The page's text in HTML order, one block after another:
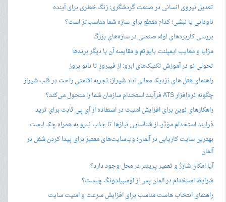
تعدیل نیروی انسانی در صنعت گردشگری؛ زنگ خطری برای آینده
ناودانی یا نبشی؛ کدام مقطع برای سازه شما مناسب‌تر است؟
بررسی کاربردهای لوله صنعتی در سازه‌های بزرگ
مزایا و معایب ایمپلنت بایوتم و مقایسه آن با دیگر برندها
تحولی نو در آموزش تکنیک‌های ابرو: از فیبروز تا نانو بروز
راهنمای هتل های نزدیک معالی آباد شیراز؛ تجربه اقامتی راحت در قلب شیراز
چگونه نرم‌افزار ATS فرآیند استخدام سازمان شما را متحول می‌کند؟
راهکارهای نوین برای افزایش امنیت در استفاده از آی پی ثابت برای ترید
فرآیند استخدام مؤثر، از شناسایی نیازها تا جذب نیرو به همراه چک لیست
بهترین سایت کاریابی در آلمان؛ وب‌سایت‌های معتبر برای پیدا کردن شغل در
آلمان
آیا امکان شارژ و تعمیر پرینتر در محل وجود دارد؟
شرایط استخدام در آلمان پس از آوسبیلدونگ چیست؟
راهنمای انتخاب هاست مناسب برای افزایش سرعت و امنیت سایت